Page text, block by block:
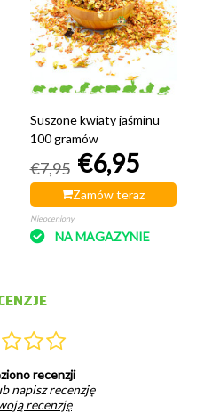
Suszone kwiaty jaśminu
100 gramów
€7,95 €6,95
Zamów teraz
Nieoceniony
NA MAGAZYNIE
recenzji
napisz recenzję
recenzję